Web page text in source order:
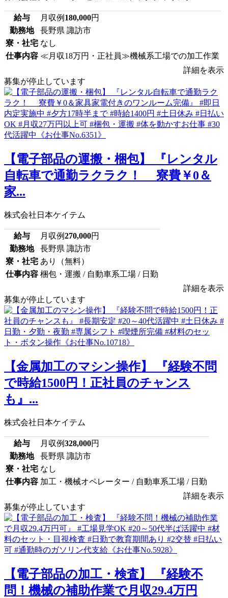
給与 月収例 180,000円
勤務地
長野県 諏訪市
寮・社宅 なし
仕事内容 ≪月収18万円・正社員≫機械系工場での加工作業
詳細を表示
募集が停止しています
【電子部品の運搬・梱包】 『レンタル
自転車で通勤ラクラク！ 寮費￥0＆
家...
株式会社日本ケイテム
給与 月収例270,000円
勤務地
長野県 諏訪市
寮・社宅 あり（無料）
仕事内容 梱包・運搬 / 自動車系工場 / 日勤
詳細を表示
募集が停止しています
【金属加工のマシン操作】 『経験不問
で時給1500円！正社員のチャンス
も』...
株式会社日本ケイテム
給与 月収例328,000円
勤務地
長野県 諏訪市
寮・社宅 なし
仕事内容 加工・機械オペレーター / 自動車系工場 / 日勤
詳細を表示
募集が停止しています
【電子部品の加工・検査】 『経験不
問！機械の補助作業で月収29.4万円